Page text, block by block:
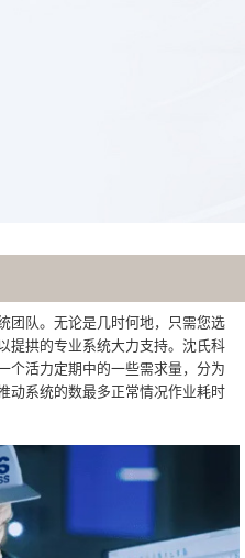
团队。无论是几时何地，只需您选
提拱的专业系统大力支持。沈氏科
个活力定期中的一些需求量，分为
动系统的数最多正常情况作业耗时